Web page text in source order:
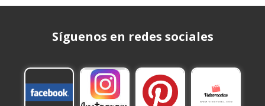
Síguenos en redes sociales